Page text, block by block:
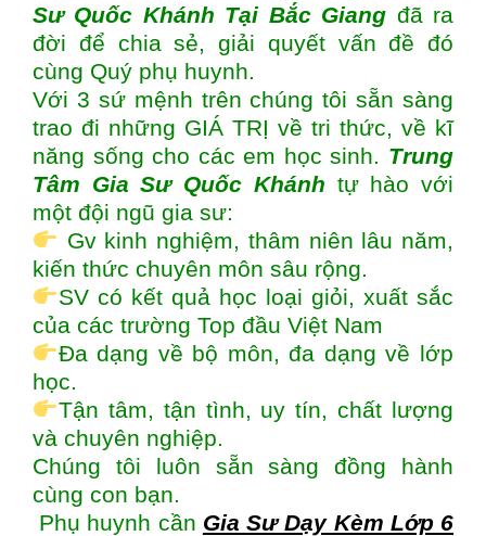
Sư Quốc Khánh Tại Bắc Giang đã ra
đời để chia sẻ, giải quyết vấn đề đó
cùng Quý phụ huynh.
Với 3 sứ mệnh trên chúng tôi sẵn sàng
trao đi những GIÁ TRỊ về tri thức, về kĩ
năng sống cho các em học sinh. Trung
Tâm Gia Sư Quốc Khánh tự hào với
một đội ngũ gia sư:
Gv kinh nghiệm, thâm niên lâu năm,
kiến thức chuyên môn sâu rộng.
SV có kết quả học loại giỏi, xuất sắc
của các trường Top đầu Việt Nam
Đa dạng về bộ môn, đa dạng về lớp
học.
Tận tâm, tận tình, uy tín, chất lượng
và chuyên nghiệp.
Chúng tôi luôn sẵn sàng đồng hành
cùng con bạn.
Phụ huynh cần Gia Sư Dạy Kèm Lớp 6